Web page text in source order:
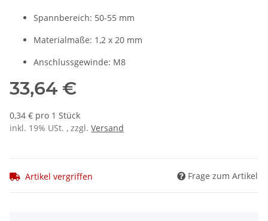
Spannbereich: 50-55 mm
Materialmaße: 1,2 x 20 mm
Anschlussgewinde: M8
33,64 €
0,34 € pro 1 Stück
inkl. 19% USt. , zzgl. Versand
Artikel vergriffen Frage zum Artikel